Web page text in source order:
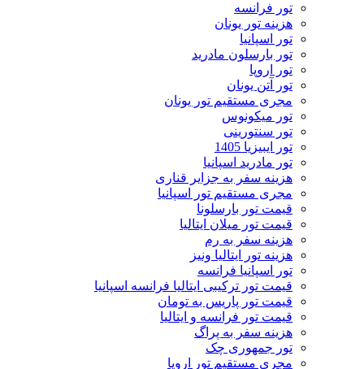
تور فرانسه
هزینه تور یونان
تور اسپانیا
تور بارسلون مادرید
تور اروپا
تور آتن یونان
مجری مستقیم تور یونان
تور میکونوس
تور سنتورینی
تور ایبیزیا 1405
تور مادرید اسپانیا
هزینه سفر به جزایر قناری
مجری مستقیم تور اسپانیا
قیمت تور بارسلونا
قیمت تور میلان ایتالیا
هزینه سفر به رم
هزینه تور ایتالیا ونیز
تور اسپانیا فرانسه
قیمت تور ترکیبی ایتالیا فرانسه اسپانیا
قیمت تور پاریس به تومان
قیمت تور فرانسه و ایتالیا
هزینه سفر به پراگ
تور جمهوری چک
مجری مستقیم تور اروپا